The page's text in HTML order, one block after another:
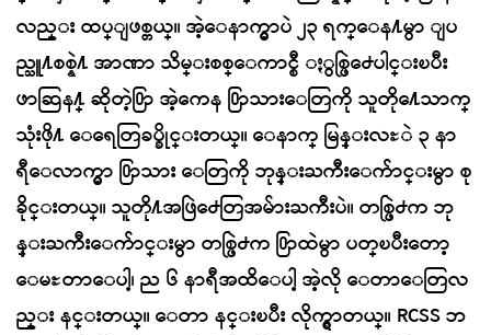
လည္း ထပ္ျဖစ္တယ္။ အဲ့ေနာက္မွာပဲ ၂၃ ရက္ေန႔မွာ ျပ
ည္သူ႔စစ္နဲ႔ အာဏာ သိမ္းစစ္ေကာင္စီ ႏွစ္ဖြဲ႕ေပါင္းၿပီး
ဖာဆြန႔္ ဆိုတဲ့႐ြာ အဲ့ကေန ႐ြာသားေတြကို သူတို႔ေသာက္
သုံးဖို႔ ေရေတြခပ္ခိုင္းတယ္။ ေနာက္ မြန္းလႊဲ ၃ နာ
ရီေလာက္မွာ ႐ြာသား ေတြကို ဘုန္းႀကီးေက်ာင္းမွာ စု
ခိုင္းတယ္။ သူတို႔အဖြဲ႕ေတြအမ်ားႀကီးပဲ။ တစ္ဖြဲ႕က ဘု
န္းႀကီးေက်ာင္းမွာ တစ္ဖြဲ႕က ႐ြာထဲမွာ ပတ္ၿပီးေတာ့
ေမႊတာေပါ့၊ ည ၆ နာရီအထိေပါ့ အဲ့လို ေတာေတြလ
ည္း နင္းတယ္။ ေတာ နင္းၿပီး လိုက္ရွာတယ္။ RCSS ဘ